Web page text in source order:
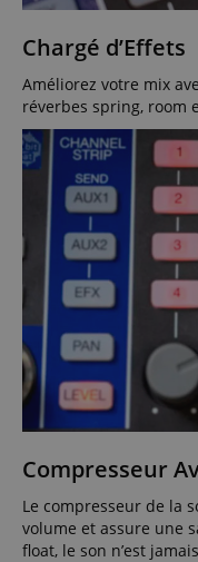
Chargé d’Effets
Améliorez votre mix
réverbes spring, room
Compresseur
Le compresseur de la
volume et assure une
float, le son n’est